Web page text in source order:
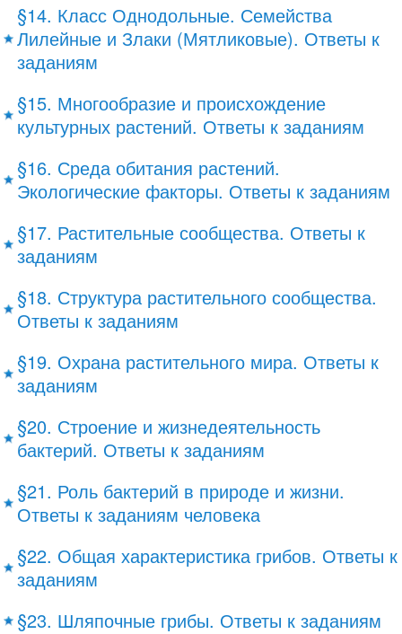
§14. Класс Однодольные. Семейства
Лилейные и Злаки (Мятликовые). Ответы к
заданиям
§15. Многообразие и происхождение
культурных растений. Ответы к заданиям
§16. Среда обитания растений.
Экологические факторы. Ответы к заданиям
§17. Растительные сообщества. Ответы к
заданиям
§18. Структура растительного сообщества.
Ответы к заданиям
§19. Охрана растительного мира. Ответы к
заданиям
§20. Строение и жизнедеятельность
бактерий. Ответы к заданиям
§21. Роль бактерий в природе и жизни.
Ответы к заданиям человека
§22. Общая характеристика грибов. Ответы к
заданиям
§23. Шляпочные грибы. Ответы к заданиям